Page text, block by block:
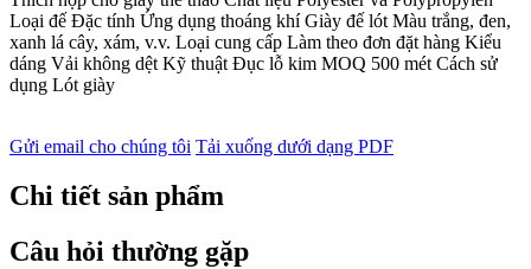
Loại đế Đặc tính Ứng dụng thoáng khí Giày đế lót Màu trắng, đen,
xanh lá cây, xám, v.v. Loại cung cấp Làm theo đơn đặt hàng Kiểu
dáng Vải không dệt Kỹ thuật Đục lỗ kim MOQ 500 mét Cách sử
dụng Lót giày
Gửi email cho chúng tôi Tải xuống dưới dạng PDF
Chi tiết sản phẩm
Câu hỏi thường gặp